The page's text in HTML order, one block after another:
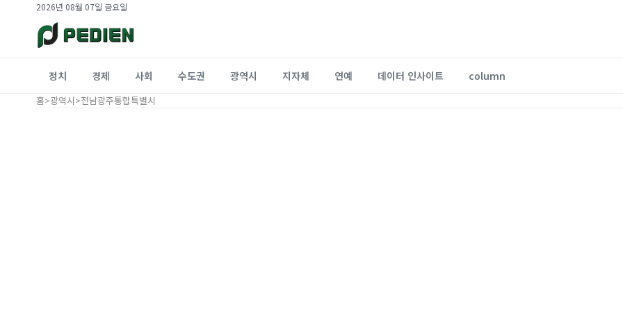
2026년 08월 07일 금요일
정치 경제 사회 수도권 광역시 지자체 연예 데이터 인사이트 column
홈>광역시>전남광주통합특별시